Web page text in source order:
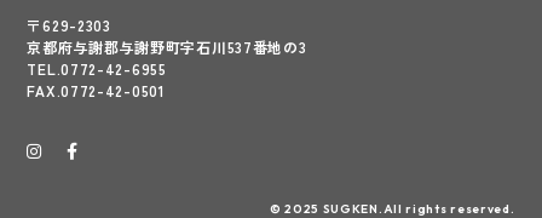
〒629-2303
京都府与謝郡与謝野町字石川537番地の3
TEL.0772-42-6955
FAX.0772-42-0501
© 2025 SUGKEN.All rights reserved.